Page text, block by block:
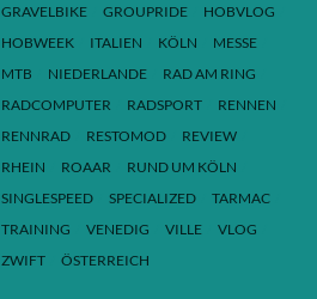
GRAVELBIKE
GROUPRIDE
HOBVLOG
HOBWEEK
ITALIEN KÖLN
MESSE
MTB
NIEDERLANDE
RAD AM RING
RADCOMPUTER
RADSPORT
RENNEN
RENNRAD
RESTOMOD
REVIEW
RHEIN
ROAAR
RUND UM KÖLN
SINGLESPEED
SPECIALIZED
TARMAC
TRAINING
VENEDIG VILLE
VLOG
ZWIFT
ÖSTERREICH